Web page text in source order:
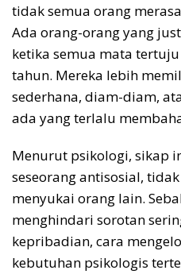
tidak semua orang
Ada orang-orang yang
ketika semua mata
tahun. Mereka lebih
sederhana, diam-diam,
ada yang terlalu
Menurut psikologi, sikap
seseorang antisosial,
menyukai orang lain.
menghindari sorotan
kepribadian, cara
kebutuhan psikologis